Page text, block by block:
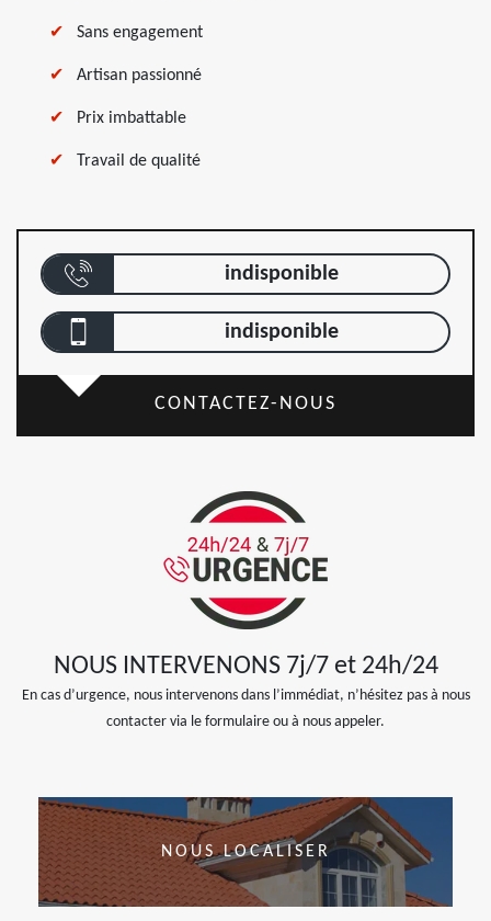
Sans engagement
Artisan passionné
Prix imbattable
Travail de qualité
indisponible
indisponible
CONTACTEZ-NOUS
NOUS INTERVENONS 7j/7 et 24h/24
En cas d’urgence, nous intervenons dans l’immédiat, n’hésitez pas à nous
contacter via le formulaire ou à nous appeler.
NOUS LOCALISER